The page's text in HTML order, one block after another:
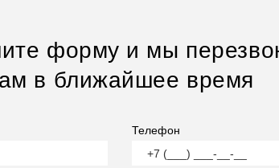
форму и мы
в ближайшее время
Телефон